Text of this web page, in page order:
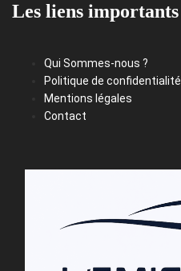
Les liens importants
Qui Sommes-nous ?
Politique de confidentialité
Mentions légales
Contact